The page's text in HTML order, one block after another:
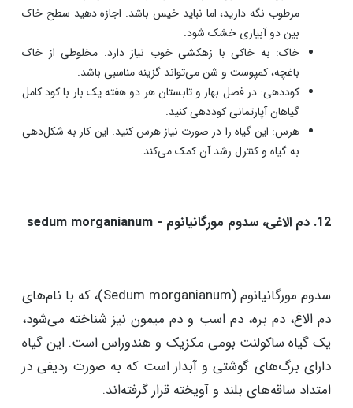
مرطوب نگه دارید، اما نباید خیس باشد. اجازه دهید سطح خاک
بین دو آبیاری خشک شود.
خاک: به خاکی با زهکشی خوب نیاز دارد. مخلوطی از خاک
باغچه، کمپوست و شن می‌تواند گزینه مناسبی باشد.
کوددهی: در فصل بهار و تابستان هر دو هفته یک بار با کود کامل
گیاهان آپارتمانی کوددهی کنید.
هرس: این گیاه را در صورت نیاز هرس کنید. این کار به شکل‌دهی
به گیاه و کنترل رشد آن کمک می‌کند.
12. دم الاغی، سدوم مورگانیانوم - sedum morganianum
سدوم مورگانیانوم (Sedum morganianum)، که با نام‌های
دم الاغ، دم بره، دم اسب و دم میمون نیز شناخته می‌شود،
یک گیاه ساکولنت بومی مکزیک و هندوراس است. این گیاه
دارای برگ‌های گوشتی و آبدار است که به صورت ردیفی در
امتداد ساقه‌های بلند و آویخته قرار گرفته‌اند.